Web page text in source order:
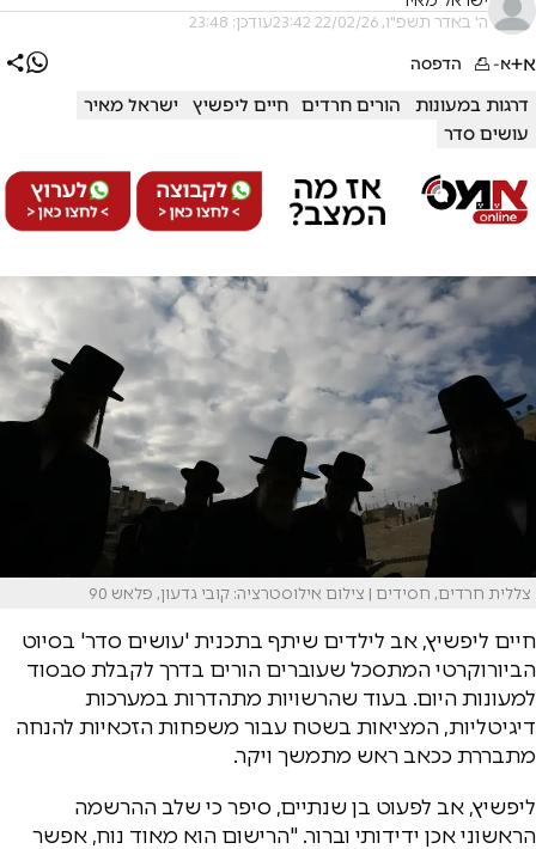
ה' באדר תשפ"ו, 22/02/26 23:42 עודכן: 23:48
א+א- הדפסה
דרגות במעונות הורים חרדים חיים ליפשיץ
ישראל מאיר
עושים סדר
צללית חרדים, חסידים | צילום אילוסטרציה: קובי גדעון, פלאש 90
חיים ליפשיץ, אב לילדים שיתף בתכנית 'עושים סדר' בסיוט
הביורוקרטי המתסכל שעוברים הורים בדרך לקבלת סבסוד
למעונות היום. בעוד שהרשויות מתהדרות במערכות
דיגיטליות, המציאות בשטח עבור משפחות הזכאיות להנחה
מתבררת ככאב ראש מתמשך ויקר.
ליפשיץ, אב לפעוט בן שנתיים, סיפר כי שלב ההרשמה
הראשוני אכן ידידותי וברור. "הרישום הוא מאוד נוח, אפשר